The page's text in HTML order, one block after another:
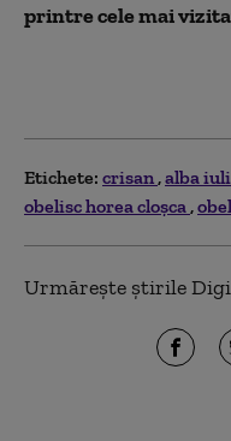
printre cele mai
Etichete: crisan alba
obelisc horea cloșca
Urmărește știrile